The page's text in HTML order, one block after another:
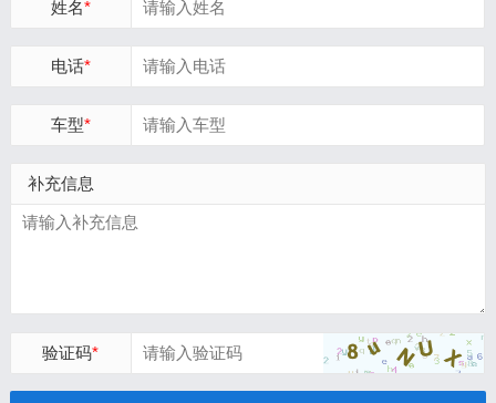
姓名*
电话*
车型*
补充信息
验证码*